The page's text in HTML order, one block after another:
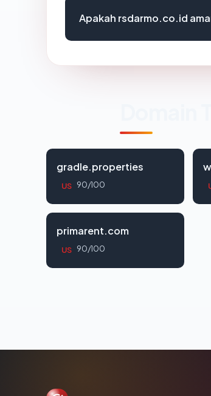
Apakah rsdarmo.co.id
gradle.properties
US 90/100
primarent.com
US 90/100